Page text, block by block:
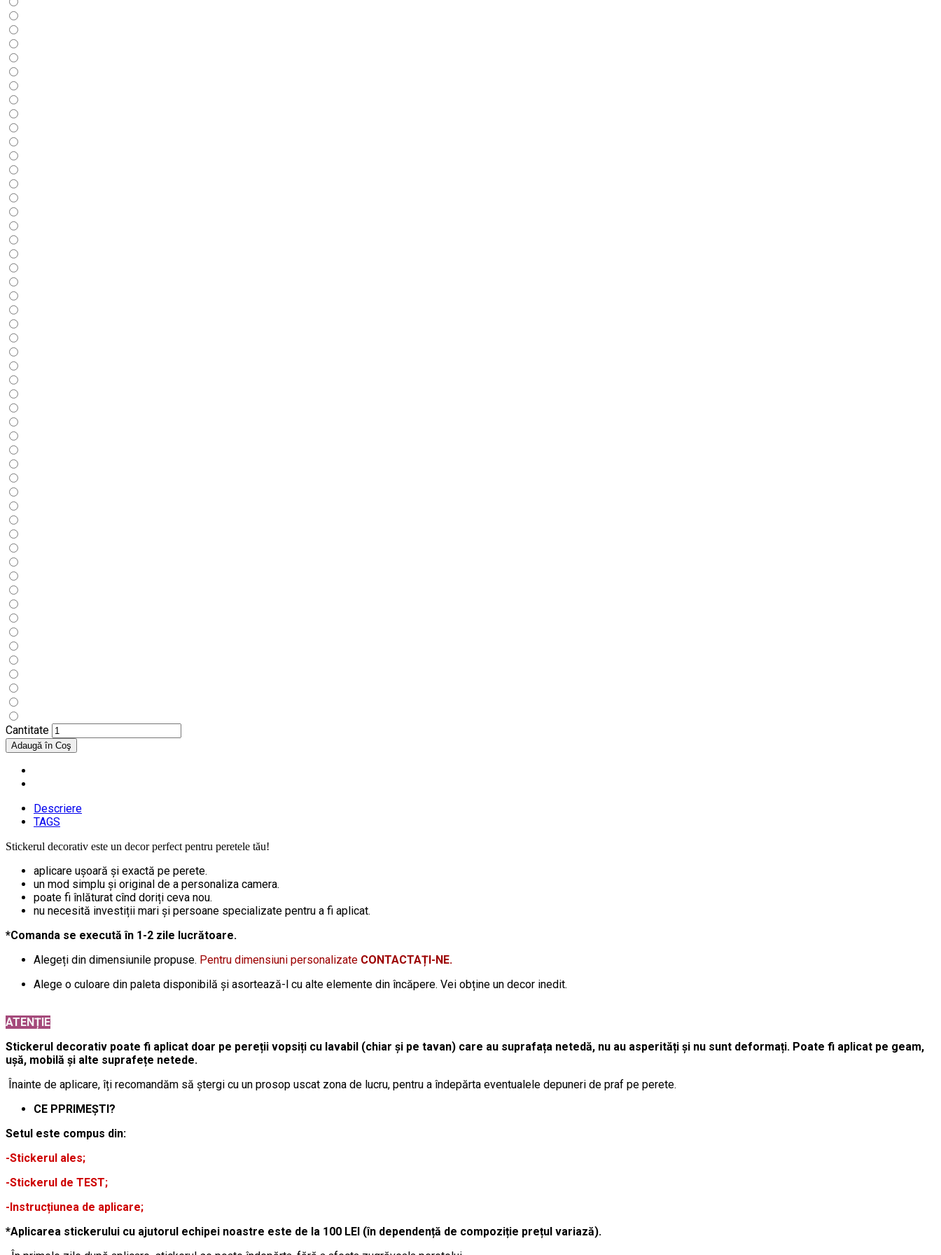
Cantitate
Descriere
TAGS
Stickerul decorativ este un decor perfect pentru peretele tău!
aplicare ușoară și exactă pe perete.
un mod simplu și original de a personaliza camera.
poate fi înlăturat cînd doriți ceva nou.
nu necesită investiții mari și persoane specializate pentru a fi aplicat.
*Comanda se execută în 1-2 zile lucrătoare.
Alegeți din dimensiunile propuse. Pentru dimensiuni personalizate CONTACTAȚI-NE.
Alege o culoare din paleta disponibilă și asortează-l cu alte elemente din încăpere. Vei obține un decor inedit.
ATENȚIE
Stickerul decorativ poate fi aplicat doar pe pereții vopsiți cu lavabil (chiar și pe tavan) care au suprafața netedă, nu au asperități și nu sunt deformați. Poate fi aplicat pe geam,
ușă, mobilă și alte suprafețe netede.
Înainte de aplicare, îți recomandăm să ștergi cu un prosop uscat zona de lucru, pentru a îndepărta eventualele depuneri de praf pe perete.
CE PPRIMEȘTI?
Setul este compus din:
-Stickerul ales;
-Stickerul de TEST;
-Instrucțiunea de aplicare;
*Aplicarea stickerului cu ajutorul echipei noastre este de la 100 LEI (în dependență de compoziție prețul variază).